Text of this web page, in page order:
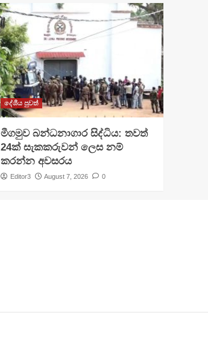
දේශීය පුවත්
මීගමුව බන්ධනාගාර සිද්ධිය: තවත්
24ක් සැකකරුවන් ලෙස නම්
කරන්න අවසරය
Editor3 August 7, 2026 0